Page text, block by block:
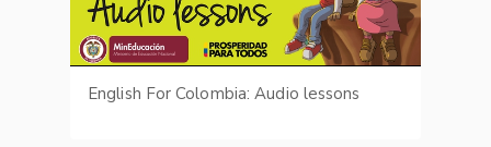
English For Colombia: Audio lessons